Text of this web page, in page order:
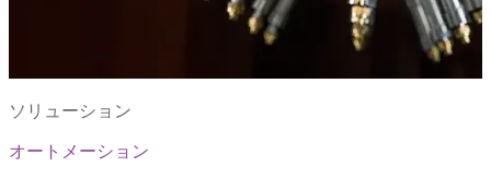
ソリューション
オートメーション